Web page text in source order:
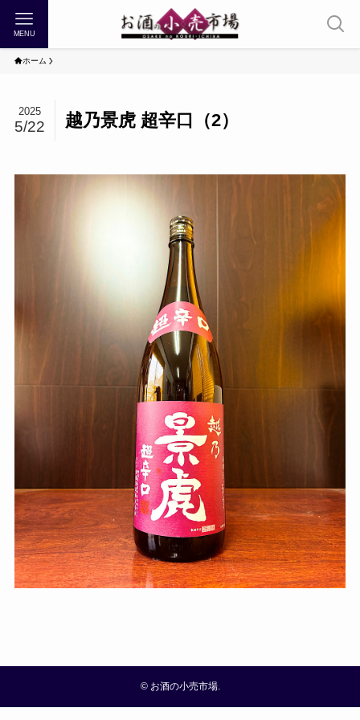
MENU
ホーム
越乃景虎 超辛口（2）
2025
5/22
©お酒の小売市場.